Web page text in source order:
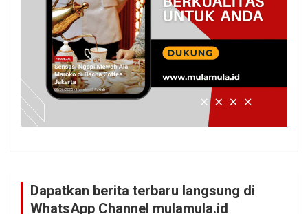
Dapatkan berita terbaru langsung di
WhatsApp Channel mulamula.id